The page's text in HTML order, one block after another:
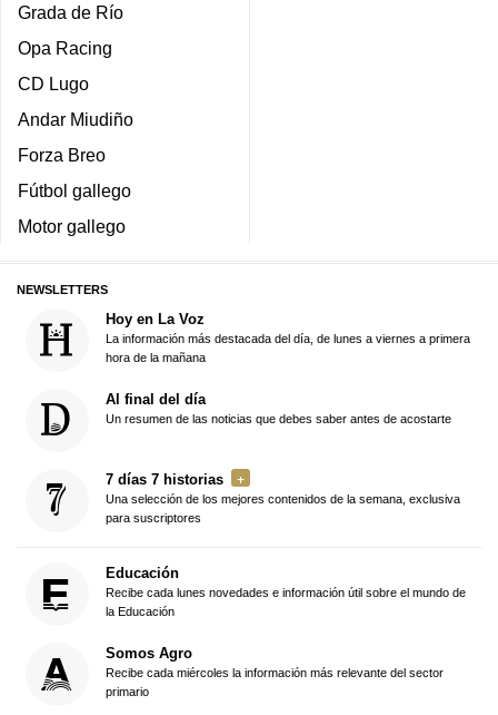
Grada de Río
Opa Racing
CD Lugo
Andar Miudiño
Forza Breo
Fútbol gallego
Motor gallego
NEWSLETTERS
Hoy en La Voz
La información más destacada del día, de lunes a viernes a primera
hora de la mañana
Al final del día
Un resumen de las noticias que debes saber antes de acostarte
7 días 7 historias
Una selección de los mejores contenidos de la semana, exclusiva
para suscriptores
Educación
Recibe cada lunes novedades e información útil sobre el mundo de
la Educación
Somos Agro
Recibe cada miércoles la información más relevante del sector
primario